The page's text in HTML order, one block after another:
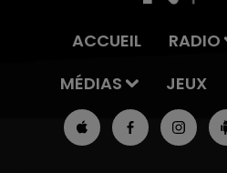
ACCUEIL RADIO
MÉDIAS
JEUX